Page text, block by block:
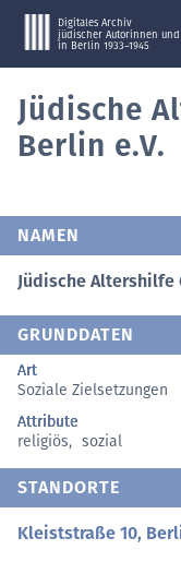
Digitales Archiv
jüdischer Autorinnen und
in Berlin 1933–1945
Jüdische
Berlin e.V.
NAMEN
Jüdische Altershilfe
GRUNDDATEN
Art
Soziale Zielsetzungen
Attribute
religiös, sozial
STANDORTE
Kleiststraße 10,